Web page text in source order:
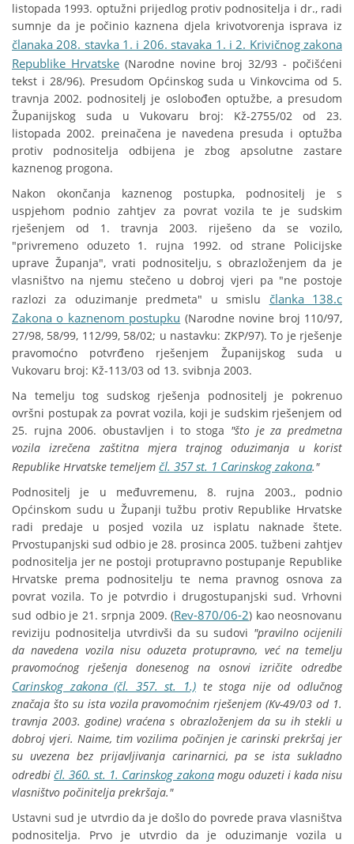
listopada 1993. optužni prijedlog protiv podnositelja i dr., radi
sumnje da je počinio kaznena djela krivotvorenja isprava iz
članaka 208. stavka 1. i 206. stavaka 1. i 2. Krivičnog zakona
Republike Hrvatske (Narodne novine broj 32/93 - počišćeni
tekst i 28/96). Presudom Općinskog suda u Vinkovcima od 5.
travnja 2002. podnositelj je oslobođen optužbe, a presudom
Županijskog suda u Vukovaru broj: Kž-2755/02 od 23.
listopada 2002. preinačena je navedena presuda i optužba
protiv podnositelja odbijena je zbog apsolutne zastare
kaznenog progona.
Nakon okončanja kaznenog postupka, podnositelj je s
uspjehom podnio zahtjev za povrat vozila te je sudskim
rješenjem od 1. travnja 2003. riješeno da se vozilo,
"privremeno oduzeto 1. rujna 1992. od strane Policijske
uprave Županja", vrati podnositelju, s obrazloženjem da je
vlasništvo na njemu stečeno u dobroj vjeri pa "ne postoje
razlozi za oduzimanje predmeta" u smislu članka 138.c
Zakona o kaznenom postupku (Narodne novine broj 110/97,
27/98, 58/99, 112/99, 58/02; u nastavku: ZKP/97). To je rješenje
pravomoćno potvrđeno rješenjem Županijskog suda u
Vukovaru broj: Kž-113/03 od 13. svibnja 2003.
Na temelju tog sudskog rješenja podnositelj je pokrenuo
ovršni postupak za povrat vozila, koji je sudskim rješenjem od
25. rujna 2006. obustavljen i to stoga "što je za predmetna
vozila izrečena zaštitna mjera trajnog oduzimanja u korist
Republike Hrvatske temeljem čl. 357 st. 1 Carinskog zakona."
Podnositelj je u međuvremenu, 8. rujna 2003., podnio
Općinskom sudu u Županji tužbu protiv Republike Hrvatske
radi predaje u posjed vozila uz isplatu naknade štete.
Prvostupanjski sud odbio je 28. prosinca 2005. tužbeni zahtjev
podnositelja jer ne postoji protupravno postupanje Republike
Hrvatske prema podnositelju te nema pravnog osnova za
povrat vozila. To je potvrdio i drugostupanjski sud. Vrhovni
sud odbio je 21. srpnja 2009. (Rev-870/06-2) kao neosnovanu
reviziju podnositelja utvrdivši da su sudovi "pravilno ocijenili
da navedena vozila nisu oduzeta protupravno, već na temelju
pravomoćnog rješenja donesenog na osnovi izričite odredbe
Carinskog zakona (čl. 357. st. 1.) te stoga nije od odlučnog
značaja što su ista vozila pravomoćnim rješenjem (Kv-49/03 od 1.
travnja 2003. godine) vraćena s obrazloženjem da su ih stekli u
dobroj vjeri. Naime, tim vozilima počinjen je carinski prekršaj jer
su uvezena bez prijavljivanja carinarnici, pa se ista sukladno
odredbičl. 360. st. 1. Carinskog zakonamogu oduzeti i kada nisu
vlasništvo počinitelja prekršaja."
Ustavni sud je utvrdio da je došlo do povrede prava vlasništva
podnositelja. Prvo je utvrdio da je oduzimanje vozila u